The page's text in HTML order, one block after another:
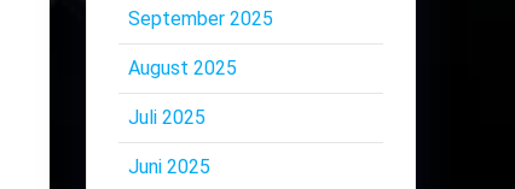
September 2025
August 2025
Juli 2025
Juni 2025